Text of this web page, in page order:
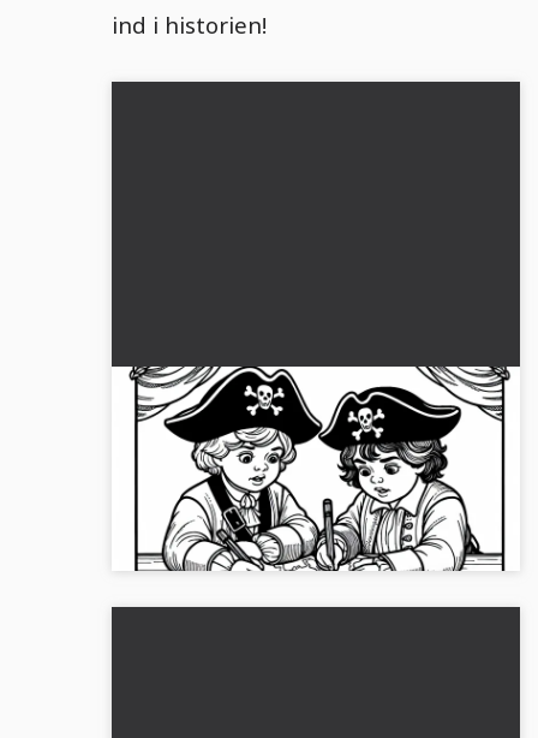
ind i historien!
To børn tegner et skattekort på papir
– Malebillede pirater gratis
Børnene tegner et skattekort til små pirater. Hent
den gratis farvelægning nu og opdag
eventyrene!...